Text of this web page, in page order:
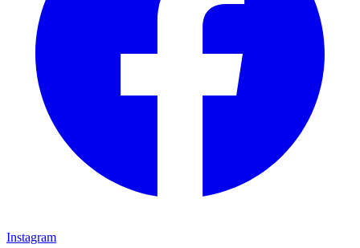
Instagram